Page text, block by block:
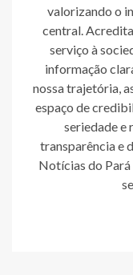
valorizando o
central.
serviço à
informação
nossa trajetória,
espaço de
seriedade e
transparência e
Notícias do